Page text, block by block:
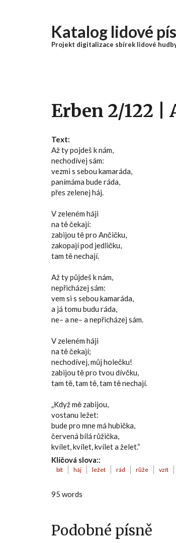
Katalog lidové
Projekt digitalizace sbírek lidové
Erben 2/122 |
Text:
Až ty pojdeš k nám,
nechodívej sám:
vezmi s sebou kamaráda,
panímáma bude ráda,
přes zelenej háj.
V zeleném háji
na tě čekají:
zabijou tě pro Ančičku,
zakopají pod jedličku,
tam tě nechají.
Až ty půjdeš k nám,
nepřicházej sám:
vem si s sebou kamaráda,
a já tomu budu ráda,
ne– a ne– a nepřicházej sám.
V zeleném háji
na tě čekají;
nechodívej, můj holečku!
zabijou tě pro tvou dívčku,
tam tě, tam tě, tam tě nechají.
„Když mě zabijou,
vostanu ležet:
bude pro mne má hubička,
červená bílá růžička,
Klíčová slova::
bít háj ležet rád růže vzít
95 words
Podobné písně